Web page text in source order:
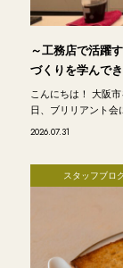
～工務店で活躍
づくりを学んで
こんにちは！ 大阪
日、ブリリアント
2026.07.31
スタッフブロ